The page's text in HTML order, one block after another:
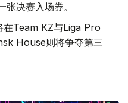
决赛入场券。
在Team KZ与Liga Pro
House则将争夺第三